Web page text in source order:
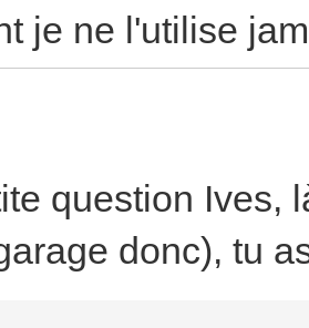
je ne l'utilise
question Ives,
donc), tu